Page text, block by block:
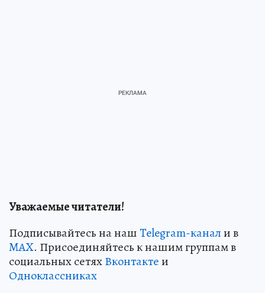
Уважаемые читатели!
Подписывайтесь на нашTelegram-канали в
MAX. Присоединяйтесь к нашим группам в
социальных сетяхВконтактеи
Одноклассниках